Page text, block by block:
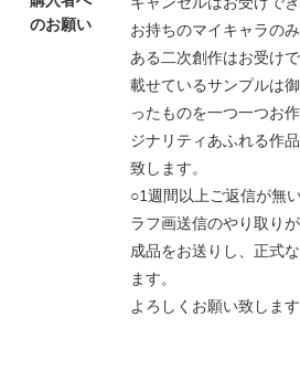
のお願い
お持ちのマイキャラの
ある二次創作はお受けで
載せているサンプルは
ったものを一つ一つお
ジナリティあふれる作
致します。
○1週間以上ご返信が無い
ラフ画送信のやり取り
成品をお送りし、正式
ます。
よろしくお願い致します